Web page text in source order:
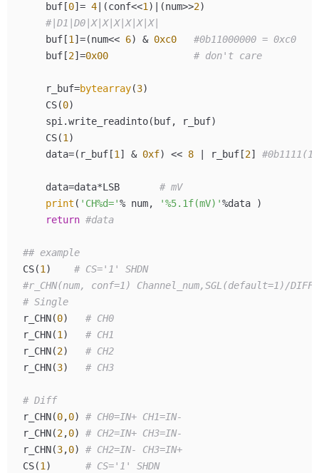
    buf[
0]= 4|(conf<<1)|(num>>2)
#|D1|D0|X|X|X|X|X|X|
    buf[
1]=(num<< 6) & 0xc0
#0b11000000 = 0xc0
    buf[
2]=0x00 # don't care
    r_buf=
bytearray(3)
    CS(
0)
    spi.write_readinto(buf, r_buf)
    CS(
1)
    data=(r_buf[
1] & 0xf) << 8 | r_buf[2]
    data=data*LSB
# mV
print ( 'CH%d='% num, '%5.1f(mV)'%data )
return #data
## example
CS(1) # CS='1' SHDN
#r_CHN(num, conf=1) Channel_num,SGL(default=1)/
# Single
r_CHN(0) # CH0
r_CHN(1) # CH1
r_CHN(2) # CH2
r_CHN(3) # CH3
# Diff
r_CHN(0,0) # CH0=IN+ CH1=IN-
r_CHN(2,0) # CH2=IN+ CH3=IN-
r_CHN(3,0) # CH2=IN- CH3=IN+
CS(1) # CS='1' SHDN